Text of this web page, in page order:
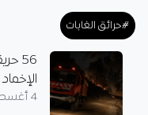
#حرائق الغابات
الإخماد في
4 أغسطس 2026